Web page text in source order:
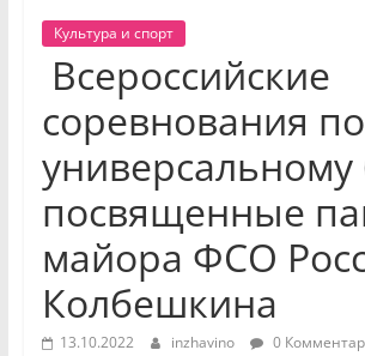
Культура и спорт
Всероссийские
соревнования по
посвященные
майора ФСО
Колбешкина
13.10.2022 inzhavino 0